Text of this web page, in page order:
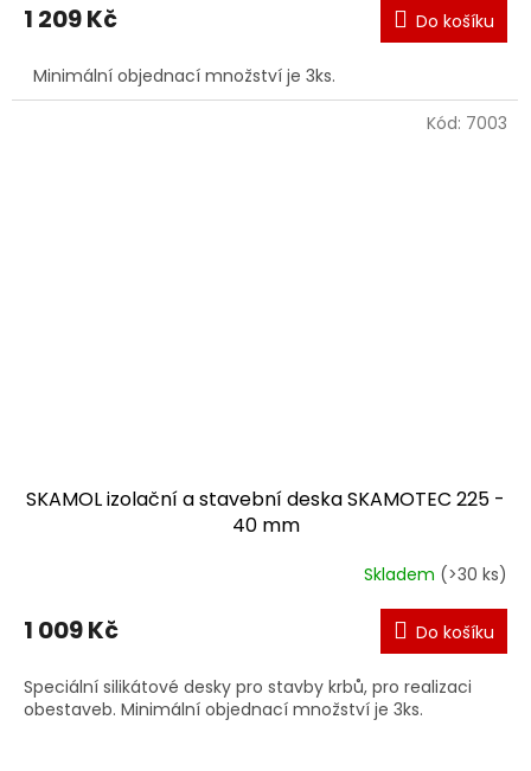
1 209 Kč Do košíku
Minimální objednací množství je 3ks.
SKAMOL izolační a stavební deska SKAMOTEC 225 -
40 mm
Skladem (>30 ks)
1 009 Kč Do košíku
Speciální silikátové desky pro stavby krbů, pro realizaci
obestaveb. Minimální objednací množství je 3ks.
Kód: 7003